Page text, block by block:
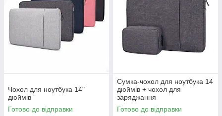
Чохол для ноутбука 14"
дюймів
Готово до відправки
Сумка-чохол для ноутбука 14
дюймів + чохол для
заряджання
Готово до відправки